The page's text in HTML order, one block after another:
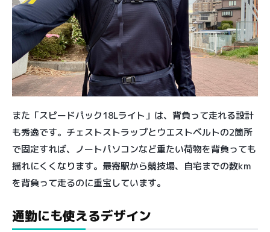
また「スピードパック18Lライト」は、背負って走れる設計
も秀逸です。チェストストラップとウエストベルトの2箇所
で固定すれば、ノートパソコンなど重たい荷物を背負っても
揺れにくくなります。最寄駅から競技場、自宅までの数km
を背負って走るのに重宝しています。
通勤にも使えるデザイン